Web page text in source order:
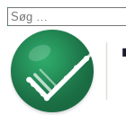
Søg
efter: